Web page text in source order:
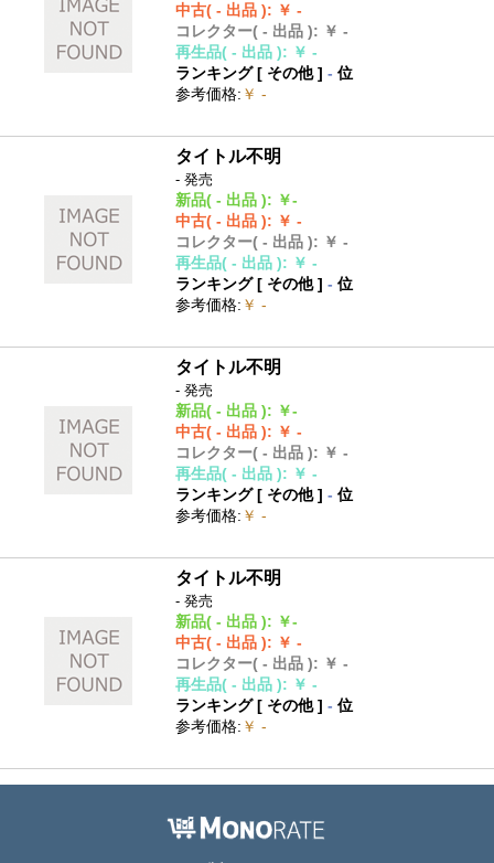
中古( - 出品 ): ￥ -
コレクター( - 出品 ): ￥ -
再生品( - 出品 ): ￥ -
ランキング [ その他]- 位
参考価格: ￥ -
タイトル不明
- 発売
新品( - 出品 ): ￥-
中古( - 出品 ): ￥ -
コレクター( - 出品 ): ￥ -
再生品( - 出品 ): ￥ -
ランキング [ その他]- 位
参考価格: ￥ -
タイトル不明
- 発売
新品( - 出品 ): ￥-
中古( - 出品 ): ￥ -
コレクター( - 出品 ): ￥ -
再生品( - 出品 ): ￥ -
ランキング [ その他]- 位
参考価格: ￥ -
タイトル不明
- 発売
新品( - 出品 ): ￥-
中古( - 出品 ): ￥ -
コレクター( - 出品 ): ￥ -
再生品( - 出品 ): ￥ -
ランキング [ その他]- 位
参考価格: ￥ -